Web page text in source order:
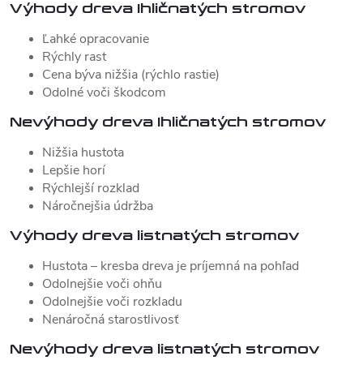
Výhody dreva Ihličnatých stromov
Ľahké opracovanie
Rýchly rast
Cena býva nižšia (rýchlo rastie)
Odolné voči škodcom
Nevýhody dreva Ihličnatých stromov
Nižšia hustota
Lepšie horí
Rýchlejší rozklad
Náročnejšia údržba
Výhody dreva listnatých stromov
Hustota – kresba dreva je príjemná na pohľad
Odolnejšie voči ohňu
Odolnejšie voči rozkladu
Nenáročná starostlivosť
Nevýhody dreva listnatých stromov